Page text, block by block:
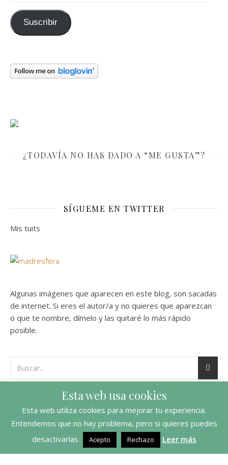
Suscribir
¿TODAVÍA NO HAS DADO A “ME GUSTA”?
SÍGUEME EN TWITTER
Mis tuits
Algunas imágenes que aparecen en este blog, son sacadas
de internet. Si eres el autor/a y no quieres que aparezcan
o que te nombre, dímelo y las quitaré lo más rápido
posible.
Esta web usa cookies
Esta web utiliza cookies para mejorar tu experiencia.
Entendemos que no hay problema, pero si quieres puedes
desactivarlas
Acepto Rechazo Leer más